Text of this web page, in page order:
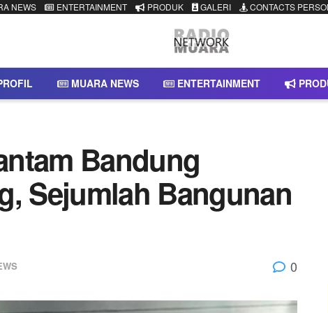
NEWS ENTERTAINMENT PRODUK GALERI CONTACTS
MUARA NEWS ENTERTAINMENT
Bandung
Sejumlah Bangunan
0